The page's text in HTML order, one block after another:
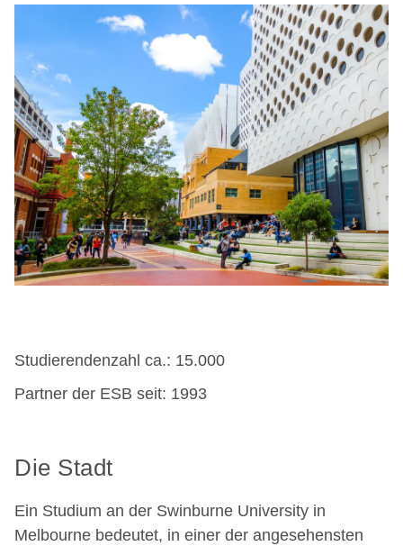
Studierendenzahl ca.: 15.000
Partner der ESB seit: 1993
Die Stadt
Ein Studium an der Swinburne University in
Melbourne bedeutet, in einer der angesehensten